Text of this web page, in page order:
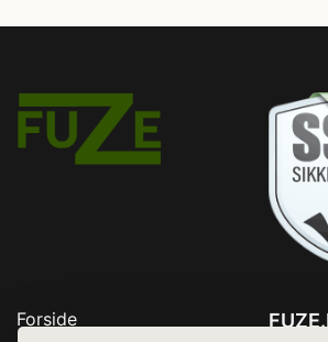
Forside